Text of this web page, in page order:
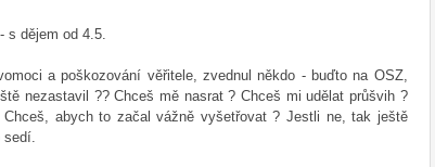
s dějem od 4.5.
a poškozování věřitele, zvednul někdo - buďto na OSZ,
nezastavil ?? Chceš mě nasrat ? Chceš mi udělat průšvih ?
abych to začal vážně vyšetřovat ? Jestli ne, tak ještě
sedí.